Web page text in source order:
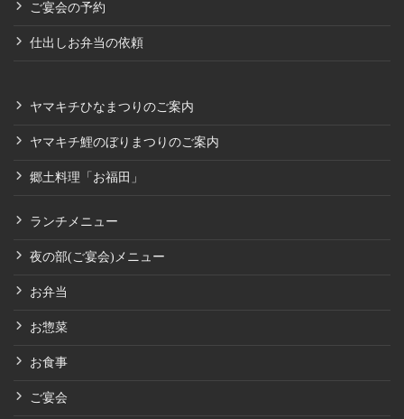
ご宴会の予約
仕出しお弁当の依頼
ヤマキチひなまつりのご案内
ヤマキチ鯉のぼりまつりのご案内
郷土料理「お福田」
ランチメニュー
夜の部(ご宴会)メニュー
お弁当
お惣菜
お食事
ご宴会